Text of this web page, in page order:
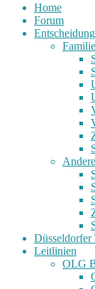
Home
Forum
Düsseldorfer
Leitlinien
OLG